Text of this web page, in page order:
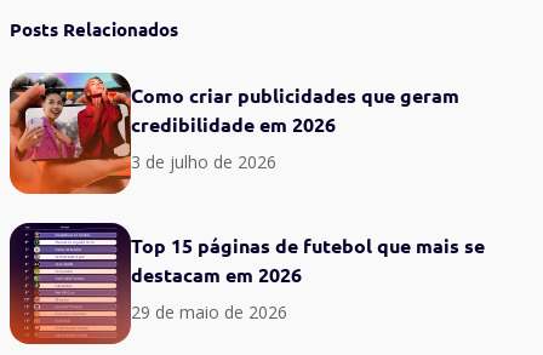
Posts Relacionados
Como criar publicidades que geram
credibilidade em 2026
3 de julho de 2026
Top 15 páginas de futebol que mais se
destacam em 2026
29 de maio de 2026